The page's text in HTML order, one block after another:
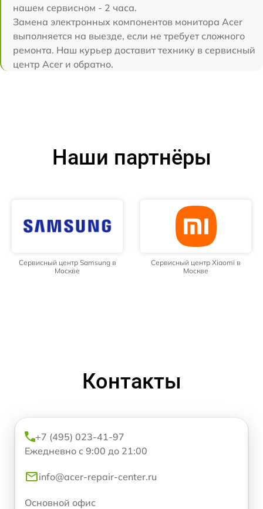
нашем сервисном - 2 часа.
Замена электронных компонентов монитора Acer
выполняется на выезде, если не требует сложного
ремонта. Наш курьер доставит технику в сервисный
центр Acer и обратно.
Наши партнёры
Сервисный центр Samsung в
Москве
Сервисный центр Xiaomi в
Москве
Контакты
+7 (495) 023-41-97
Ежедневно с 9:00 до 21:00
info@acer-repair-center.ru
Основной офис